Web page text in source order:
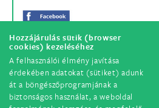
Hozzájárulás sütik (browser
cookies) kezeléséhez
A felhasználói élmény javítása
érdekében adatokat (sütiket) adunk
át a böngészőprogramjának a
biztonságos használat, a weboldal